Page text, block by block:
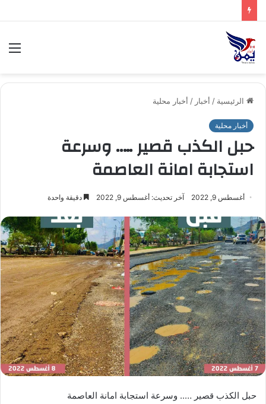
الرئيسية / أخبار / أخبار محلية
أخبار محلية
حبل الكذب قصير ….. وسرعة
استجابة امانة العاصمة
أغسطس 9, 2022 آخر تحديث: أغسطس 9, 2022 دقيقة واحدة
حبل الكذب قصير ….. وسرعة استجابة امانة العاصمة